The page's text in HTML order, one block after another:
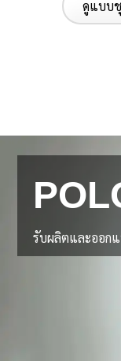
ดูแบบ
รับผลิตและออก